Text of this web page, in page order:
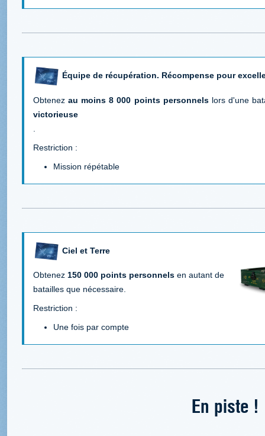
Équipe de récupération. Récompense pour
Obtenezau moins 8 000 points personnelslors d'une
victorieuse
Restriction :
Mission répétable
Ciel et Terre
Obtenez 150 000 points personnels en autant de
batailles que nécessaire.
Restriction :
Une fois par compte
En piste !